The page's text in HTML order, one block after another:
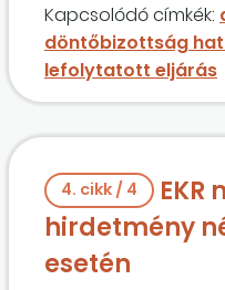
Kapcsolódó címkék:
döntőbizottság
lefolytatott eljárás
4. cikk / 4
EKR
hirdetmény
esetén